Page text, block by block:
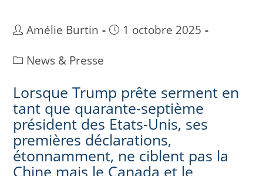
Amélie Burtin
1 octobre 2025
News & Presse
Lorsque Trump prête serment en
tant que quarante-septième
président des Etats-Unis, ses
premières déclarations,
étonnamment, ne ciblent pas la
Chine mais le Canada et le